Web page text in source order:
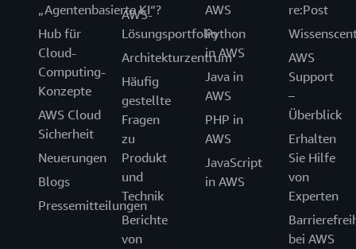
„Agentenbasierte KI“?
Hub für
Cloud-
Computing-
Konzepte
AWS Cloud
Sicherheit
Neuerungen
Blogs
Pressemitteilungen
AWS-
Lösungsportfolio
Architekturzentrum
Häufig
gestellte
Fragen
zu
Produkt
und
Technik
Berichte
von
AWS
Python
in AWS
Java in
AWS
PHP in
AWS
JavaScript
in AWS
re:Post
AWS
Support
–
Überblick
Erhalten
Sie Hilfe
von
Experten
bei AWS